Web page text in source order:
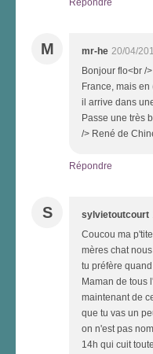
Répondre
M mr-he 20/04/
Bonjour flo<br /
France, mais
il arrive dans
Passe une très
/> René de
Répondre
S sylvietoutcourt
Coucou ma
mères chat
tu préfère
Maman de tous
maintenant de
que tu vas un
on n'est pas
14h qui cuit